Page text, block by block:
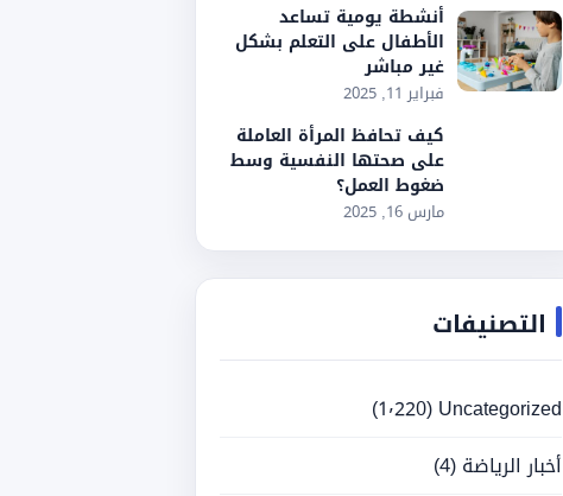
أنشطة يومية تساعد
الأطفال على التعلم بشكل
غير مباشر
فبراير 11, 2025
كيف تحافظ المرأة العاملة
على صحتها النفسية وسط
ضغوط العمل؟
مارس 16, 2025
التصنيفات
Uncategorized(1٬220)
أخبار الرياضة(4)